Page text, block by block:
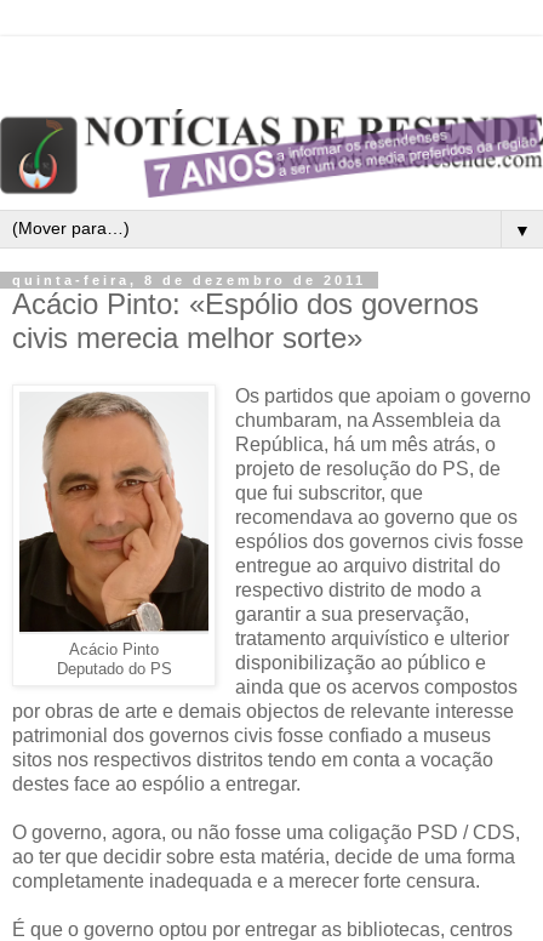
▼
quinta-feira, 8 de dezembro de 2011
Acácio Pinto: «Espólio dos governos
civis merecia melhor sorte»
Acácio Pinto
Deputado do PS
Os partidos que apoiam o governo
chumbaram, na Assembleia da
República, há um mês atrás, o
projeto de resolução do PS, de
que fui subscritor, que
recomendava ao governo que os
espólios dos governos civis fosse
entregue ao arquivo distrital do
respectivo distrito de modo a
garantir a sua preservação,
tratamento arquivístico e ulterior
disponibilização ao público e
ainda que os acervos compostos
por obras de arte e demais objectos de relevante interesse
patrimonial dos governos civis fosse confiado a museus
sitos nos respectivos distritos tendo em conta a vocação
destes face ao espólio a entregar.
O governo, agora, ou não fosse uma coligação PSD / CDS,
ao ter que decidir sobre esta matéria, decide de uma forma
completamente inadequada e a merecer forte censura.
É que o governo optou por entregar as bibliotecas, centros